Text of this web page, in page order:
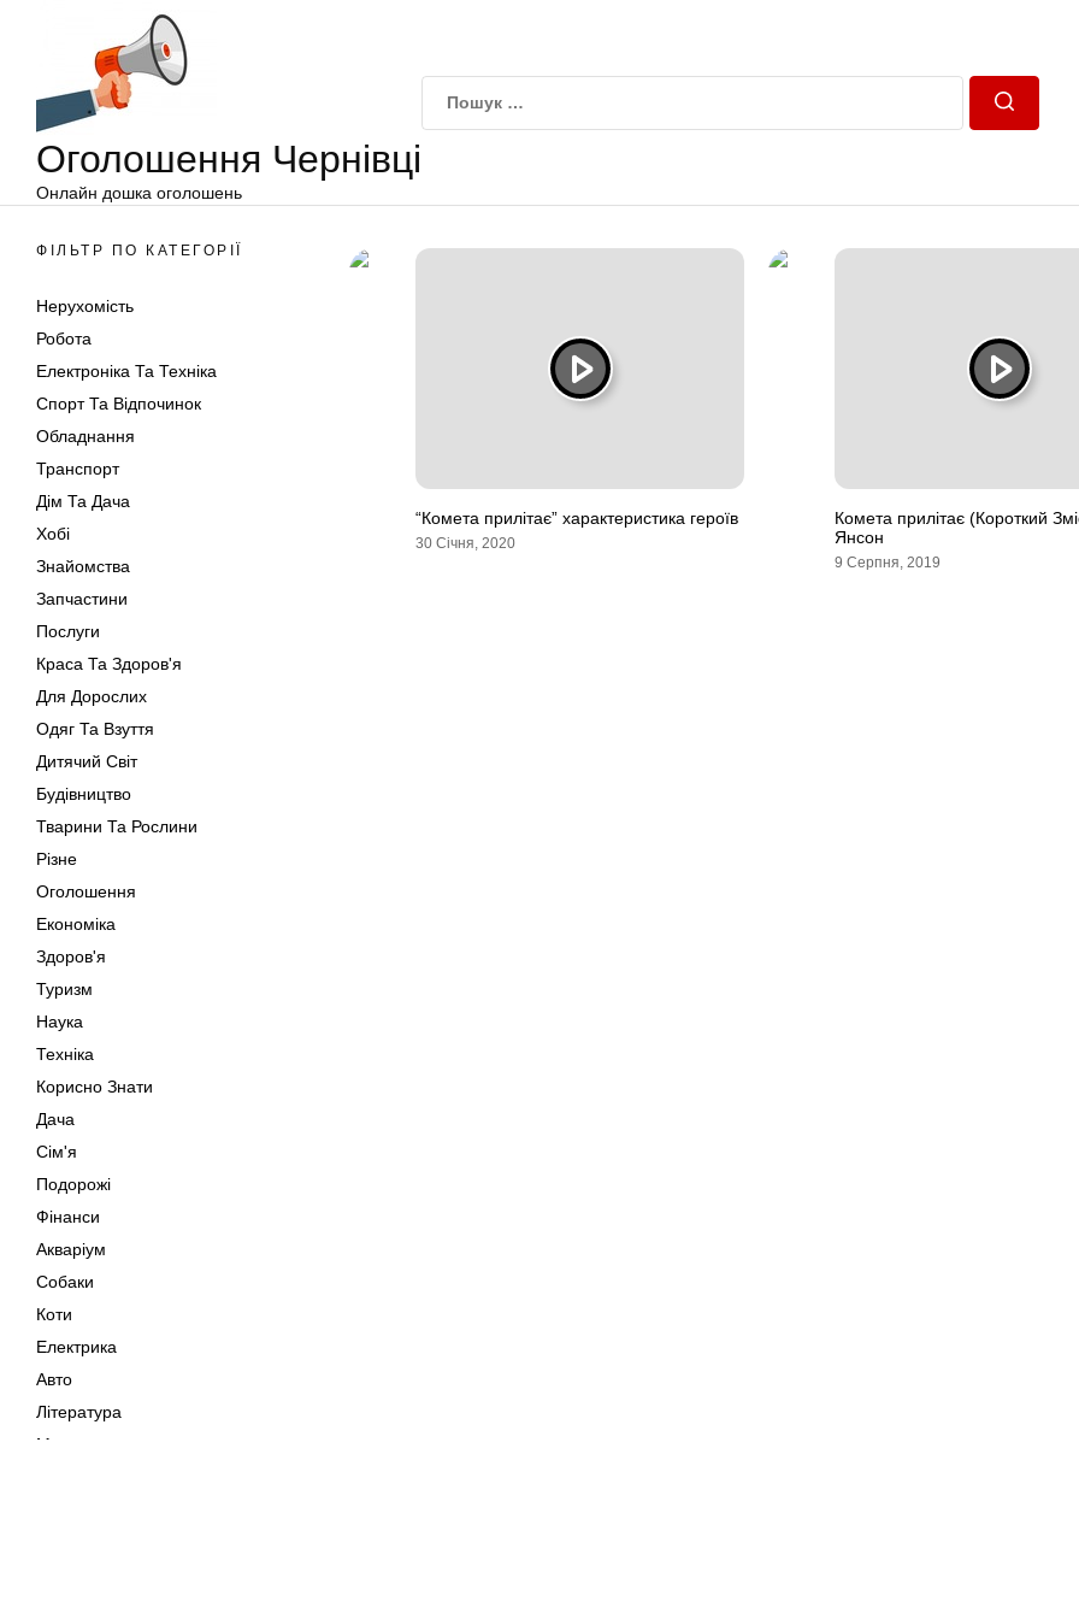
Оголошення Чернівці
Онлайн дошка оголошень
ФІЛЬТР ПО КАТЕГОРІЇ
Нерухомість
Робота
Електроніка Та Техніка
Спорт Та Відпочинок
Обладнання
Транспорт
Дім Та Дача
Хобі
Знайомства
Запчастини
Послуги
Краса Та Здоров'я
Для Дорослих
Одяг Та Взуття
Дитячий Світ
Будівництво
Тварини Та Рослини
Різне
Оголошення
Економіка
Здоров'я
Туризм
Наука
Техніка
Корисно Знати
Дача
Сім'я
Подорожі
Фінанси
Акваріум
Собаки
Коти
Електрика
Авто
Література
Музика
“Комета прилітає” характеристика героїв
30 Січня, 2020
Комета прилітає (Короткий
Янсон
9 Серпня, 2019